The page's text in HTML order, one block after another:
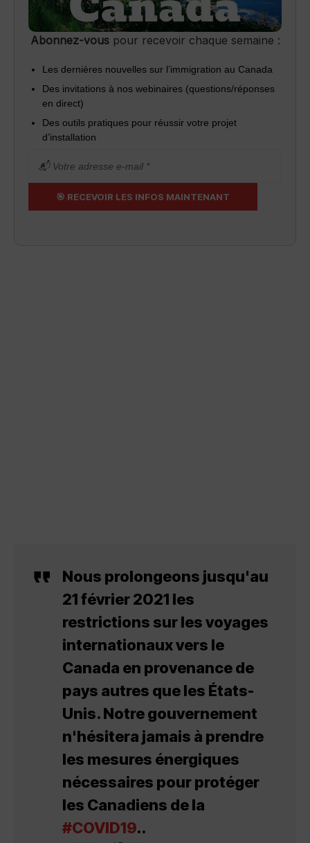
Abonnez-vouspour recevoir chaque semaine :
Les dernières nouvelles sur l’immigration au Canada
Des invitations à nos webinaires (questions/réponses
en direct)
Des outils pratiques pour réussir votre projet
d’installation
Nous prolongeons jusqu'au
21 février 2021 les
restrictions sur les voyages
internationaux vers le
Canada en provenance de
pays autres que les États-
Unis. Notre gouvernement
n'hésitera jamais à prendre
les mesures énergiques
nécessaires pour protéger
les Canadiens de la
#COVID19..